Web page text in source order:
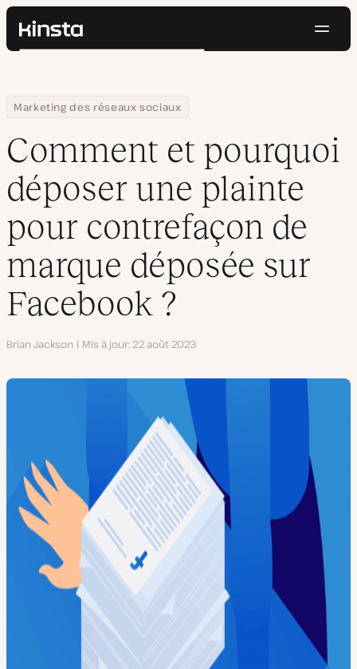
Kinsta®
Prix
Contact
Rechercher
Home
Centre de ressources
Blog
Marketing des réseaux sociaux
Comment et pourquoi déposer une plainte pour contrefaçon
Comment et pourquoi
déposer une plainte
pour contrefaçon de
marque déposée sur
Facebook ?
Auteur
Brian Jackson Mis à jour 22 août 2023